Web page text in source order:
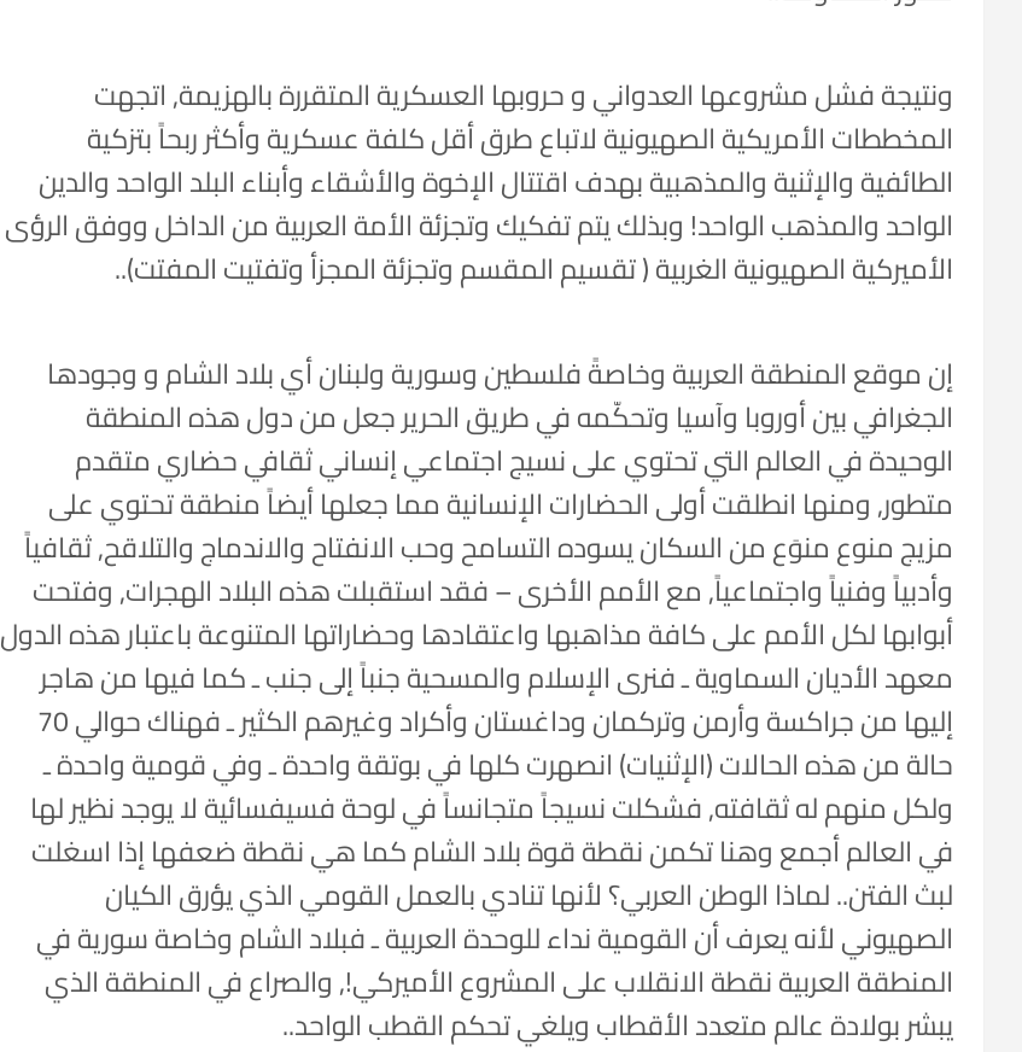
ونتيجة فشل مشروعها العدواني و حروبها العسكرية المتقررة بالهزيمة, اتجهت
المخططات الأمريكية الصهيونية لاتباع طرق أقل كلفة عسكرية وأكثر ربحاً بتزكية
الطائفية والإثنية والمذهبية بهدف اقتتال الإخوة والأشقاء وأبناء البلد الواحد والدين
الواحد والمذهب الواحد! وبذلك يتم تفكيك وتجزئة الأمة العربية من الداخل ووفق الرؤى
الأميركية الصهيونية الغربية ( تقسيم المقسم وتجزئة المجزأ وتفتيت المفتت)..
إن موقع المنطقة العربية وخاصةً فلسطين وسورية ولبنان أي بلاد الشام و وجودها
الجغرافي بين أوروبا وآسيا وتحكّمه في طريق الحرير جعل من دول هذه المنطقة
الوحيدة في العالم التي تحتوي على نسيج اجتماعي إنساني ثقافي حضاري متقدم
متطور, ومنها انطلقت أولى الحضارات الإنسانية مما جعلها أيضاً منطقة تحتوي على
مزيج منوع منوَع من السكان يسوده التسامح وحب الانفتاح والاندماج والتلاقح, ثقافياً
وأدبياً وفنياً واجتماعياً, مع الأمم الأخرى – فقد استقبلت هذه البلاد الهجرات, وفتحت
أبوابها لكل الأمم على كافة مذاهبها واعتقادها وحضاراتها المتنوعة باعتبار هذه الدول
معهد الأديان السماوية ـ فنرى الإسلام والمسحية جنباً إلى جنب ـ كما فيها من هاجر
إليها من جراكسة وأرمن وتركمان وداغستان وأكراد وغيرهم الكثير ـ فهناك حوالي 70
حالة من هذه الحالات (الإثنيات) انصهرت كلها في بوتقة واحدة ـ وفي قومية واحدة ـ
ولكل منهم له ثقافته, فشكلت نسيجاً متجانساً في لوحة فسيفسائية لا يوجد نظير لها
في العالم أجمع وهنا تكمن نقطة قوة بلاد الشام كما هي نقطة ضعفها إذا اسغلت
لبث الفتن.. لماذا الوطن العربي؟ لأنها تنادي بالعمل القومي الذي يؤرق الكيان
الصهيوني لأنه يعرف أن القومية نداء للوحدة العربية ـ فبلاد الشام وخاصة سورية في
المنطقة العربية نقطة الانقلاب على المشروع الأميركي!, والصراع في المنطقة الذي
يبشر بولادة عالم متعدد الأقطاب ويلغي تحكم القطب الواحد..